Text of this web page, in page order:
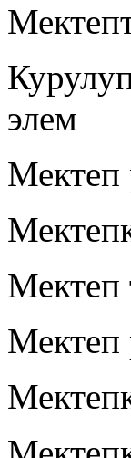
элем
Мектеп
Мектеп
Мектеп